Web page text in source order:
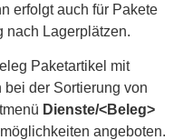
erfolgt auch für Pakete
nach Lagerplätzen.
Paketartikel mit
der Sortierung von
Dienste/<Beleg>
angeboten.